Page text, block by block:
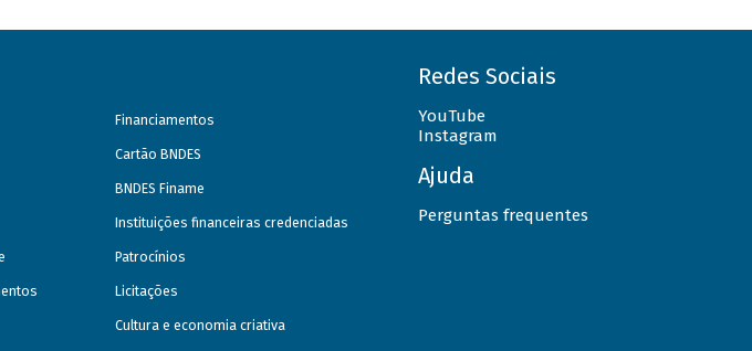
Financiamentos
Cartão BNDES
BNDES Finame
Instituições financeiras credenciadas
Patrocínios
Licitações
Cultura e economia criativa
Redes Sociais
YouTube
Instagram
Ajuda
Perguntas frequentes